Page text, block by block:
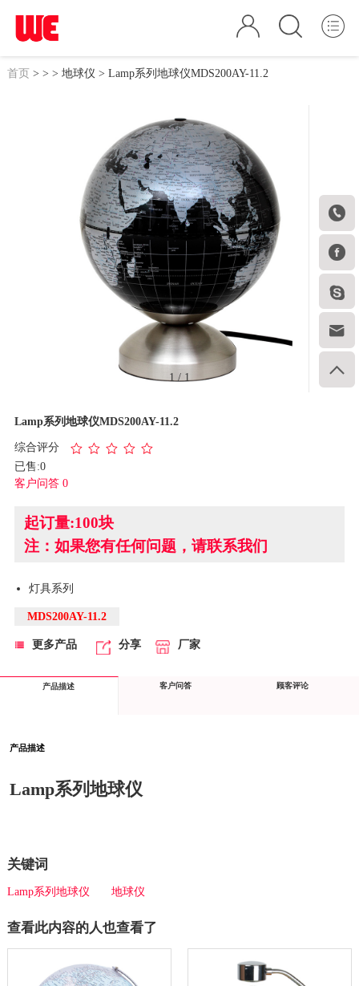





首页> > > 地球仪 > Lamp系列地球仪MDS200AY-11.2
1 / 1
Lamp系列地球仪MDS200AY-11.2
综合评分
已售:0
客户问答 0
起订量:100块
注：如果您有任何问题，请联系我们
灯具系列
MDS200AY-11.2
更多产品 分享 厂家
产品描述 客户问答 顾客评论
产品描述
Lamp系列地球仪
关键词
Lamp系列地球仪 地球仪
查看此内容的人也查看了